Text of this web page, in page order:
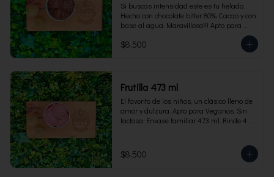
Si buscas intensidad este es tu helado.
Hecho con chocolate bitter 80% Cacao y con
base al agua. Maravilloso!!! Apto para
veganos. Envase familiar 473 ml, rinde 4
porciones
$8.500
Frutilla 473 ml
El favorito de los niños, un clásico lleno de
amor y dulzura. Apto para Veganos. Sin
lactosa. Envase familiar 473 ml. Rinde 4
$8.500